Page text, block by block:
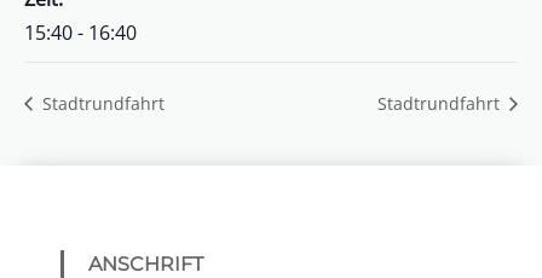
15:40 - 16:40
Stadtrundfahrt Stadtrundfahrt
ANSCHRIFT